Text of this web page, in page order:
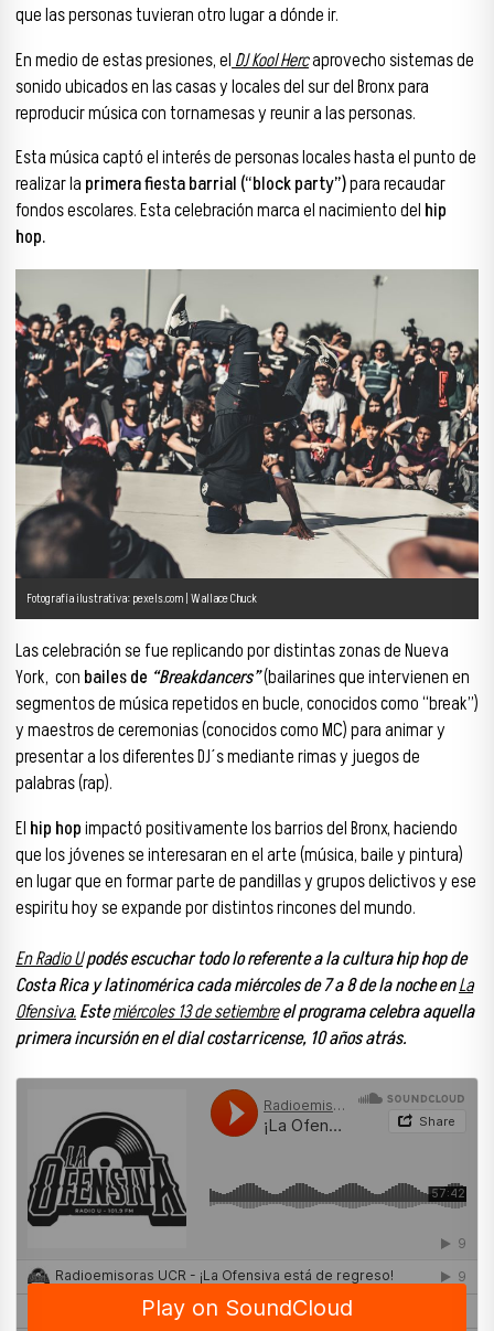
que las personas tuvieran otro lugar a dónde ir.
En medio de estas presiones, el DJ Kool Hercaprovecho sistemas de
sonido ubicados en las casas y locales del sur del Bronx para
reproducir música con tornamesas y reunir a las personas.
Esta música captó el interés de personas locales hasta el punto de
realizar la primera fiesta barrial (“block party”)para recaudar
fondos escolares. Esta celebración marca el nacimiento del hip
hop.
Fotografía ilustrativa: pexels.com | Wallace Chuck
Las celebración se fue replicando por distintas zonas de Nueva
York, con bailes de “Breakdancers”(bailarines que intervienen en
segmentos de música repetidos en bucle, conocidos como “break”)
y maestros de ceremonias (conocidos como MC) para animar y
presentar a los diferentes DJ´s mediante rimas y juegos de
palabras (rap).
El hip hopimpactó positivamente los barrios del Bronx, haciendo
que los jóvenes se interesaran en el arte (música, baile y pintura)
en lugar que en formar parte de pandillas y grupos delictivos y ese
espiritu hoy se expande por distintos rincones del mundo.
En Radio Upodés escuchar todo lo referente a la cultura hip hop de
Costa Rica y latinomérica cada miércoles de 7 a 8 de la noche enLa
Ofensiva.Estemiércoles 13 de setiembreel programa celebra aquella
primera incursión en el dial costarricense, 10 años atrás.